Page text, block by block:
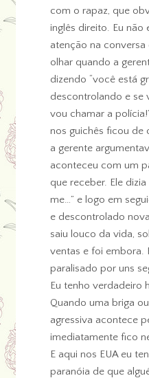
com o rapaz, que
inglês direito. Eu não
atenção na conversa
olhar quando a
dizendo “você está
descontrolando e se
vou chamar a
nos guichês ficou de
a gerente
aconteceu com um
que receber. Ele
me…” e logo em
e descontrolado
saiu louco da vida,
ventas e foi embora.
paralisado por uns
Eu tenho verdadeiro
Quando uma briga
agressiva acontece
imediatamente fico
E aqui nos EUA eu
paranóia de que